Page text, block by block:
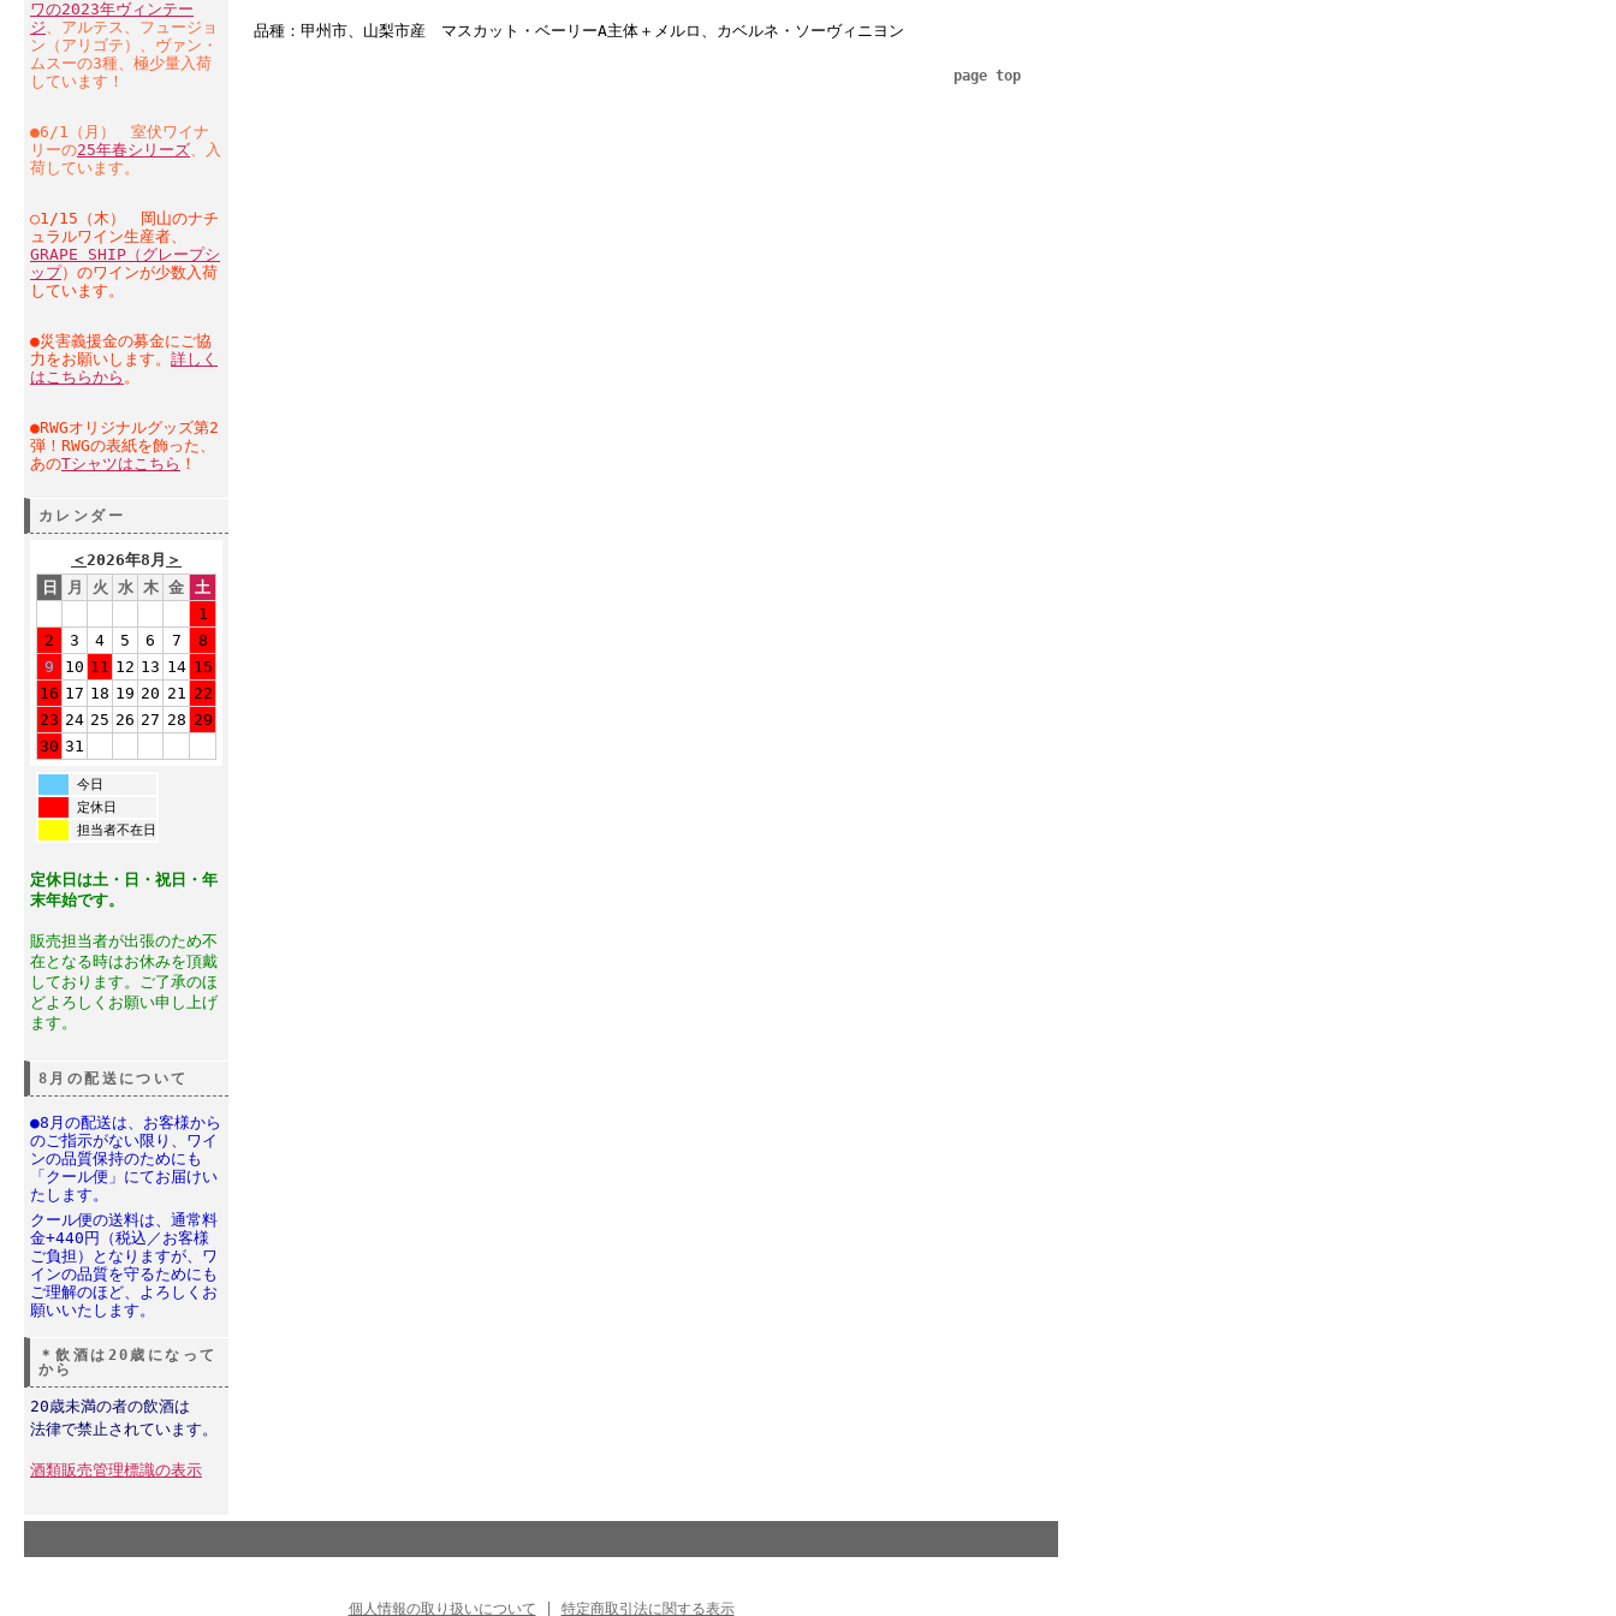
ワの2023年ヴィンテー
ジ、アルテス、フュージョ
ン（アリゴテ）、ヴァン・
ムスーの3種、極少量入荷
しています！
●6/1（月） 室伏ワイナ
リーの25年春シリーズ、入
荷しています。
○1/15（木） 岡山のナチ
ュラルワイン生産者、
GRAPE SHIP（グレープシ
ップ）のワインが少数入荷
しています。
●災害義援金の募金にご協
力をお願いします。 詳しく
はこちらから 。
●RWGオリジナルグッズ第2
弾！RWGの表紙を飾った、
あのTシャツはこちら ！
カレンダー
＜2026年8月 ＞
日
月 火 水 木 金 土
1
2
3 4 5 6 7
8
9
10 11 12 13 14 15
16 17 18 19 20 21 22
23 24 25 26 27 28 29
30 31
今日
定休日
担当者不在日
定休日は土・日・祝日・年
末年始です。
販売担当者が出張のため不
在となる時はお休みを頂戴
しております。ご了承のほ
どよろしくお願い申し上げ
ます。
8月の配送について
●8月の配送は、お客様から
のご指示がない限り、ワイ
ンの品質保持のためにも
「クール便」にてお届けい
たします。
クール便の送料は、通常料
金+440円（税込／お客様
ご負担）となりますが、ワ
インの品質を守るためにも
ご理解のほど、よろしくお
願いいたします。
＊飲酒は20歳になって
から
20歳未満の者の飲酒は
法律で禁止されています。
酒類販売管理標識の表示
品種：甲州市、山梨市産 マスカット・ベーリーA主体＋メルロ、カベルネ・ソーヴィニヨン
page top
個人情報の取り扱いについて 特定商取引法に関する表示